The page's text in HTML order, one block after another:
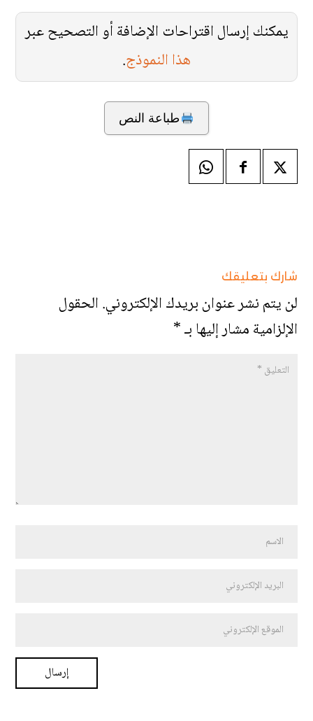
يمكنك إرسال اقتراحات الإضافة أو التصحيح عبر
هذا النموذج.
طباعة النص
شارك بتعليقك
لن يتم نشر عنوان بريدك الإلكتروني.الحقول
الإلزامية مشار إليها بـ*